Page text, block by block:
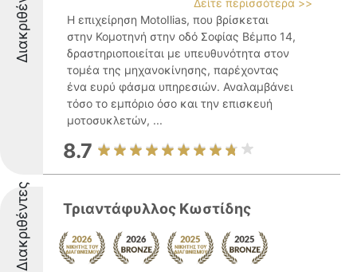
Δείτε περισσότερα >>
Η επιχείρηση MotoIlias, που βρίσκεται
στην Κομοτηνή στην οδό Σοφίας Βέμπο 14,
δραστηριοποιείται με υπευθυνότητα στον
τομέα της μηχανοκίνησης, παρέχοντας
ένα ευρύ φάσμα υπηρεσιών. Αναλαμβάνει
τόσο το εμπόριο όσο και την επισκευή
μοτοσυκλετών, ...
8.7
Διακριθέντες Τριαντάφυλλος Κωστίδης